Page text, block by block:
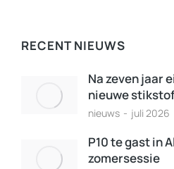
RECENT NIEUWS
Na zeven jaar
nieuwe
nieuws juli 2026
P10 te gast in
zomersessie